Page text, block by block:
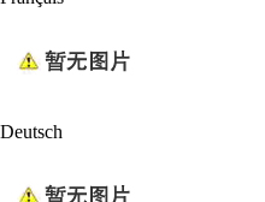
Deutsch